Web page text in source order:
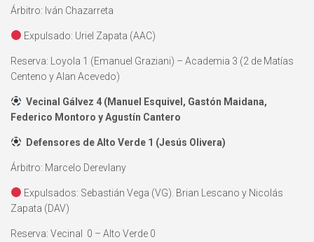
Árbitro: Iván Chazarreta
Expulsado: Uriel Zapata (AAC)
Reserva: Loyola 1 (Emanuel Graziani) – Academia 3 (2 de Matías
Centeno y Alan Acevedo)
Vecinal Gálvez 4 (Manuel Esquivel, Gastón Maidana,
Federico Montoro y Agustín Cantero
Defensores de Alto Verde 1 (Jesús Olivera)
Árbitro: Marcelo Derevlany
Expulsados: Sebastián Vega (VG). Brian Lescano y Nicolás
Zapata (DAV)
Reserva: Vecinal 0 – Alto Verde 0